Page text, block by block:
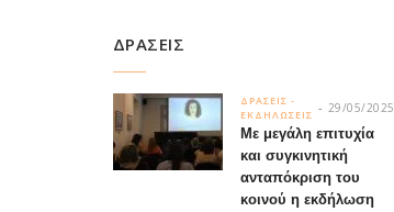
ΔΡΑΣΕΙΣ
Με μεγάλη επιτυχία
και συγκινητική
ανταπόκριση του
κοινού η εκδήλωση
ΔΡΑΣΕΙΣ -
ΕΚΔΗΛΩΣΕΙΣ
29/05/2025